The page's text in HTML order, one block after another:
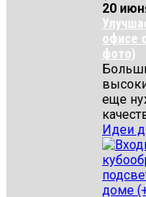
20
офисе
фото)
еще
Идеи